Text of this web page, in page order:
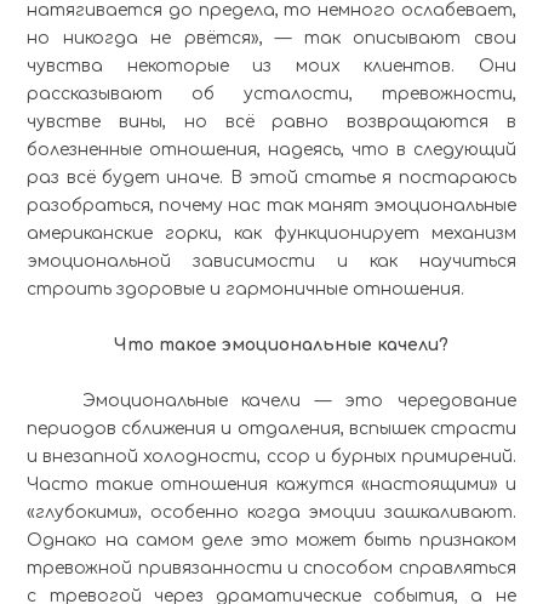
натягивается до предела, то немного ослабевает,
но никогда не рвётся», — так описывают свои
чувства некоторые из моих клиентов. Они
рассказывают об усталости, тревожности,
чувстве вины, но всё равно возвращаются в
болезненные отношения, надеясь, что в следующий
раз всё будет иначе. В этой статье я постараюсь
разобраться, почему нас так манят эмоциональные
американские горки, как функционирует механизм
эмоциональной зависимости и как научиться
строить здоровые и гармоничные отношения.
Что такое эмоциональные качели?
Эмоциональные качели — это чередование
периодов сближения и отдаления, вспышек страсти
и внезапной холодности, ссор и бурных примирений.
Часто такие отношения кажутся «настоящими» и
«глубокими», особенно когда эмоции зашкаливают.
Однако на самом деле это может быть признаком
тревожной привязанности и способом справляться
с тревогой через драматические события, а не